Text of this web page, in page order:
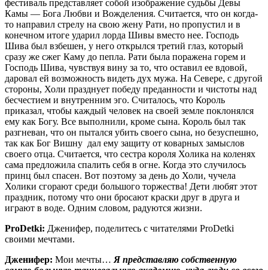
фестиваль представляет собой изображение судьбы Девы
Камы — Бога Любви и Вожделения. Считается, что он когда-
то направил стрелу на свою жену Рати, но пропустил и в
конечном итоге ударил лорда Шивы вместо нее. Господь
Шива был взбешен, у него открылся третий глаз, который
сразу же сжег Каму до пепла. Рати была поражена горем и
Господь Шива, чувствуя вину за то, что оставил ее вдовой,
даровал ей возможность видеть дух мужа. На Севере, с другой
стороны, Холи празднует победу преданности и чистоты над
бесчестием и внутренним эго. Считалось, что Король
приказал, чтобы каждый человек на своей земле поклонялся
ему как Богу. Все выполнили, кроме сына. Король был так
разгневан, что он пытался убить своего сына, но безуспешно,
так как Бог Вишну дал ему защиту от коварных замыслов
своего отца. Считается, что сестра короля Холика на коленях
сама предложила спалить себя в огне. Когда это случилось
принц был спасен. Вот поэтому за день до Холи, чучела
Холики сгорают среди большого торжества! Дети любят этот
праздник, потому что они бросают краски друг в друга и
играют в воде. Одним словом, радуются жизни.
ProDetki: Дженифер, поделитесь с читателями ProDetki
своими мечтами.
Дженифер: Мои мечты… Я представляю собственную